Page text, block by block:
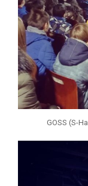
GOSS (S-